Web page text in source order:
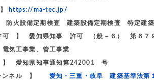
https://ma-tec.jp/
防火設備定期検査 建築設備定期検査 特定建
可 】 愛知県知事 許可 （般－６） 第６７
気工事業、管工事業
愛知県知事通知第242001 号
ンネル 】 愛知・三重・岐阜 建築基準法第